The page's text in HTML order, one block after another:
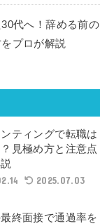
代へ！辞める前の
プロが解説
ティングで転職は
見極め方と注意点
2025.07.03
終面接で通過率を